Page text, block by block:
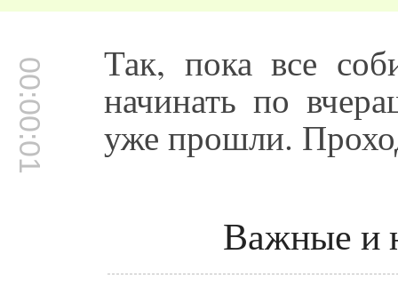
00:00:01 Так, пока все
начинать по
уже прошли.
Важные и